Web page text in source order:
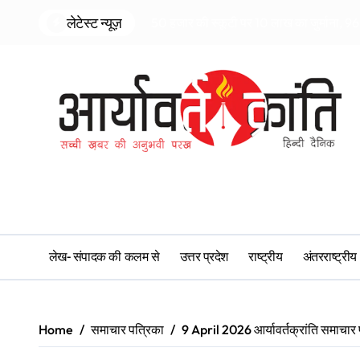
लेटेस्ट न्यूज़
लेख- संपादक की कलम से उत्तर प्रदेश राष्ट्रीय अंतरराष्ट्रीय
Home समाचार पत्रिका 9 April 2026 आर्यावर्तक्रांति समाचार